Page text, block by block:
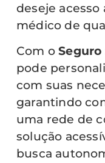
deseje
médico de
Com oSeguro
pode
com suas
garantindo
uma rede de
solução
busca